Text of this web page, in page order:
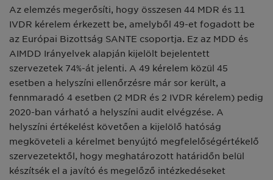
Az elemzés megerősíti, hogy összesen 44 MDR és 11
IVDR kérelem érkezett be, amelyből 49-et fogadott be
az Európai Bizottság SANTE csoportja. Ez az MDD és
AIMDD Irányelvek alapján kijelölt bejelentett
szervezetek 74%-át jelenti. A 49 kérelem közül 45
esetben a helyszíni ellenőrzésre már sor került, a
fennmaradó 4 esetben (2 MDR és 2 IVDR kérelem) pedig
2020-ban várható a helyszíni audit elvégzése. A
helyszíni értékelést követően a kijelölő hatóság
megköveteli a kérelmet benyújtó megfelelőségértékelő
szervezetektől, hogy meghatározott határidőn belül
készítsék el a javító és megelőző intézkedéseket